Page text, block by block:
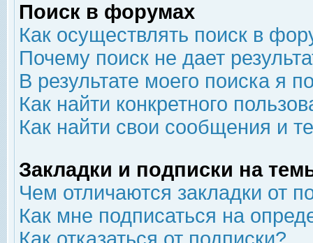
Поиск в форумах
Как осуществлять поиск в
Почему поиск не дает
В результате моего поиска я
Как найти конкретного
Как найти свои сообщения и
Закладки и подписки на
Чем отличаются закладки от
Как мне подписаться на